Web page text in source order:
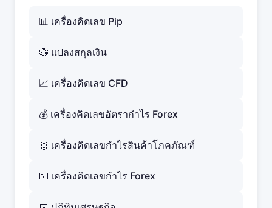
📊 เครื่องคิดเลข Pip
💱 แปลงสกุลเงิน
📈 เครื่องคิดเลข CFD
💰 เครื่องคิดเลขอัตรากำไร Forex
🥇 เครื่องคิดเลขกำไรสินค้าโภคภัณฑ์
💵 เครื่องคิดเลขกำไร Forex